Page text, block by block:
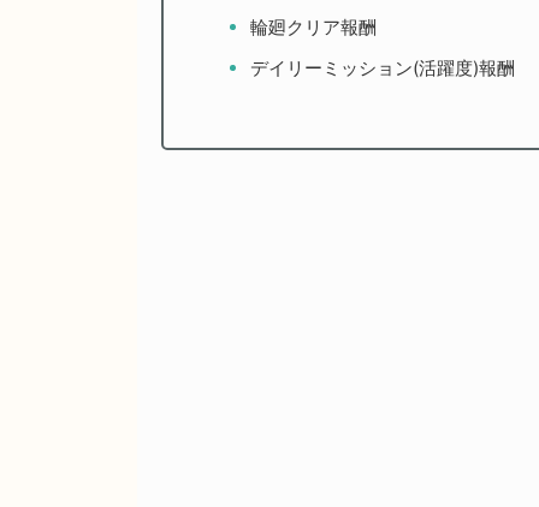
輪廻クリア報酬
デイリーミッション(活躍度)報酬